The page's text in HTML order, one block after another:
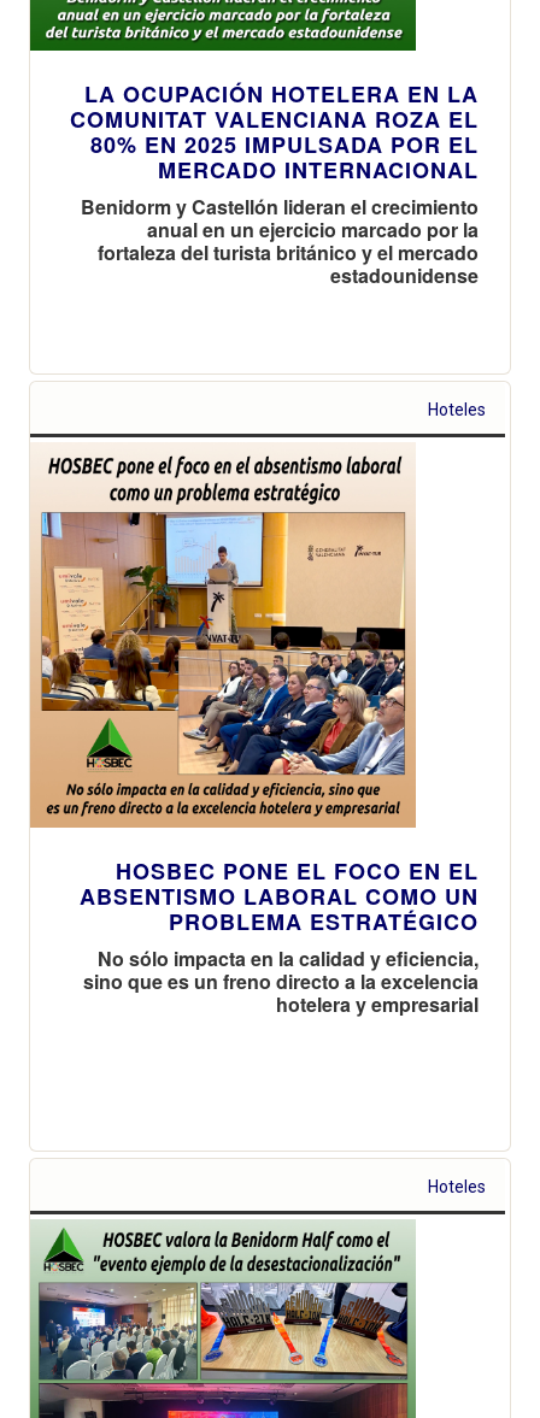
LA OCUPACIÓN HOTELERA EN LA
COMUNITAT VALENCIANA ROZA EL
80% EN 2025 IMPULSADA POR EL
MERCADO INTERNACIONAL
Benidorm y Castellón lideran el crecimiento
anual en un ejercicio marcado por la
fortaleza del turista británico y el mercado
estadounidense
Hoteles
HOSBEC PONE EL FOCO EN EL
ABSENTISMO LABORAL COMO UN
PROBLEMA ESTRATÉGICO
No sólo impacta en la calidad y eficiencia,
sino que es un freno directo a la excelencia
hotelera y empresarial
Hoteles